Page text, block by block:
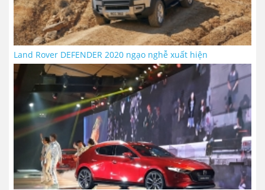
Land Rover DEFENDER 2020 ngạo nghễ xuất hiện